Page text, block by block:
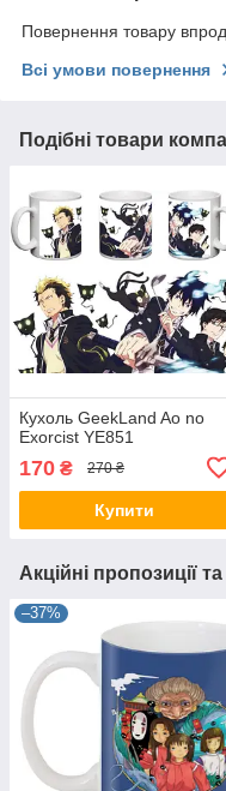
Повернення товару
Всі умови повернення
Подібні товари
Кухоль GeekLand Ao no
Exorcist YE851
170 ₴ 270 ₴
Купити
Акційні пропозиції
–37%